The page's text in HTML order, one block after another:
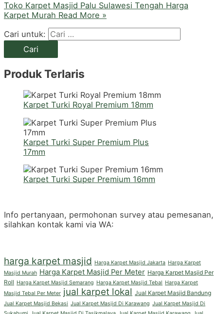
Toko Karpet Masjid Palu Sulawesi Tengah Harga
Karpet Murah Read More »
Cari untuk:
Produk Terlaris
Karpet Turki Royal Premium 18mm
Karpet Turki Super Premium Plus
17mm
Karpet Turki Super Premium 16mm
Info pertanyaan, permohonan survey atau pemesanan,
silahkan kontak kami via WA:
harga karpet masjid Harga Karpet Masjid Jakarta Harga Karpet
Masjid Murah Harga Karpet Masjid Per Meter Harga Karpet Masjid Per
Roll Harga Karpet Masjid Semarang Harga Karpet Masjid Tebal Harga Karpet
Masjid Tebal Per Meter jual karpet lokal Jual Karpet Masjid Bandung
Jual Karpet Masjid Bekasi Jual Karpet Masjid Di Karawang Jual Karpet Masjid Di